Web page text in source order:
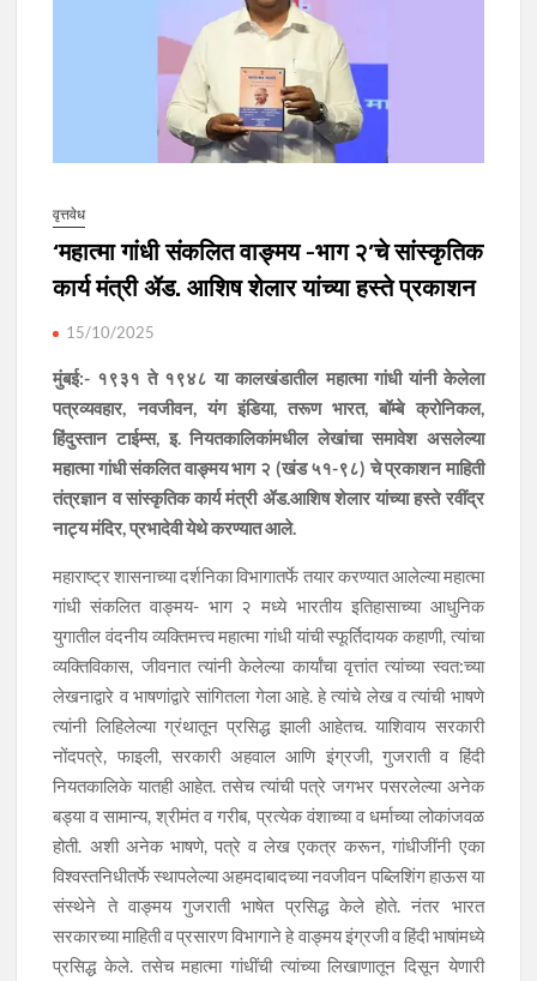
वृत्तवेध
‘महात्मा गांधी संकलित वाङ्मय -भाग २’चे सांस्कृतिक
कार्य मंत्री ॲड. आशिष शेलार यांच्या हस्ते प्रकाशन
15/10/2025
मुंबई:- १९३१ ते १९४८ या कालखंडातील महात्मा गांधी यांनी केलेला
पत्रव्यवहार, नवजीवन, यंग इंडिया, तरूण भारत, बॉम्बे क्रोनिकल,
हिंदुस्तान टाईम्स, इ. नियतकालिकांमधील लेखांचा समावेश असलेल्या
महात्मा गांधी संकलित वाङ्मय भाग २ (खंड ५१-९८) चे प्रकाशन माहिती
तंत्रज्ञान व सांस्कृतिक कार्य मंत्री ॲड.आशिष शेलार यांच्या हस्ते रवींद्र
नाट्य मंदिर, प्रभादेवी येथे करण्यात आले.
महाराष्ट्र शासनाच्या दर्शनिका विभागातर्फे तयार करण्यात आलेल्या महात्मा
गांधी संकलित वाङ्मय- भाग २ मध्ये भारतीय इतिहासाच्या आधुनिक
युगातील वंदनीय व्यक्तिमत्त्व महात्मा गांधी यांची स्फूर्तिदायक कहाणी, त्यांचा
व्यक्तिविकास, जीवनात त्यांनी केलेल्या कार्यांचा वृत्तांत त्यांच्या स्वत:च्या
लेखनाद्वारे व भाषणांद्वारे सांगितला गेला आहे. हे त्यांचे लेख व त्यांची भाषणे
त्यांनी लिहिलेल्या ग्रंथातून प्रसिद्ध झाली आहेतच. याशिवाय सरकारी
नोंदपत्रे, फाइली, सरकारी अहवाल आणि इंग्रजी, गुजराती व हिंदी
नियतकालिके यातही आहेत. तसेच त्यांची पत्रे जगभर पसरलेल्या अनेक
बड्या व सामान्य, श्रीमंत व गरीब, प्रत्येक वंशाच्या व धर्माच्या लोकांजवळ
होती. अशी अनेक भाषणे, पत्रे व लेख एकत्र करून, गांधीजींनी एका
विश्वस्तनिधीतर्फे स्थापलेल्या अहमदाबादच्या नवजीवन पब्लिशिंग हाऊस या
संस्थेने ते वाङ्मय गुजराती भाषेत प्रसिद्ध केले होते. नंतर भारत
सरकारच्या माहिती व प्रसारण विभागाने हे वाङ्मय इंग्रजी व हिंदी भाषांमध्ये
प्रसिद्ध केले. तसेच महात्मा गांधींची त्यांच्या लिखाणातून दिसून येणारी